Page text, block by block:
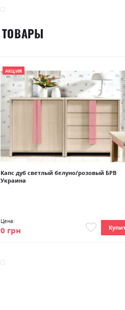
АКЦИЯ
Капс дуб светлый белуно/розовый БРВ
Украина
Цена:
0 грн